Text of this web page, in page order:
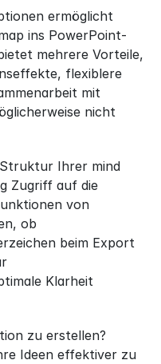
ermöglicht
ins PowerPoint-
mehrere Vorteile,
flexiblere
mit
nicht
Ihrer mind
Zugriff auf die
von
ob
beim Export
Klarheit
Ideen effektiver zu